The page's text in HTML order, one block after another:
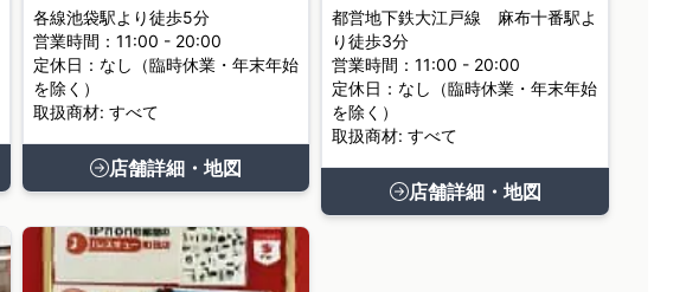
各線池袋駅より徒歩5分
営業時間：11:00 - 20:00
定休日：なし（臨時休業・年末年始
を除く）
取扱商材: すべて
店舗詳細・地図
都営地下鉄大江戸線 麻布十番駅よ
り徒歩3分
営業時間：11:00 - 20:00
定休日：なし（臨時休業・年末年始
を除く）
取扱商材: すべて
店舗詳細・地図